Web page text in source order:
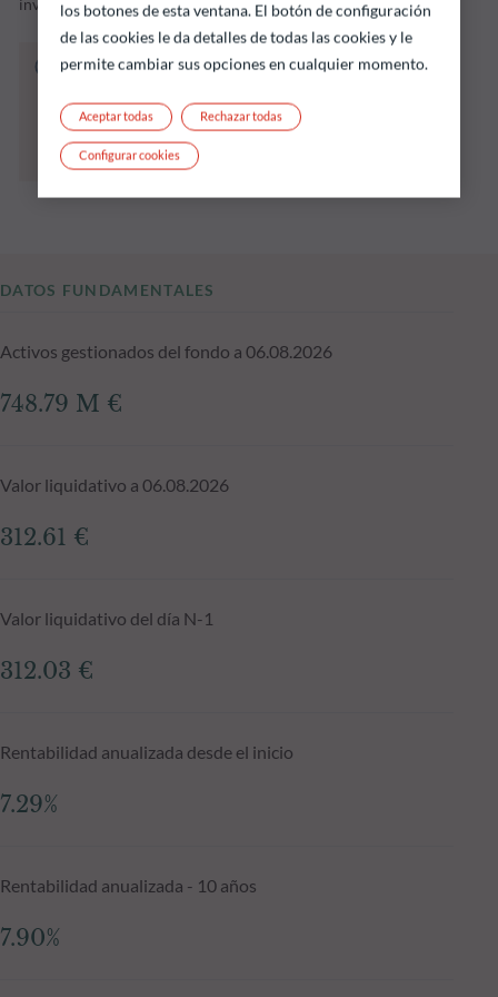
inversión sostenible.
El fondo que se indica a continuación conlleva
Las rentabilidades pasadas no garantizan
resultados futuros y no son constantes en el
tiempo
DATOS FUNDAMENTALES
Activos gestionados del fondo a 06.08.2026
748.79 M €
Valor liquidativo a 06.08.2026
312.61 €
Valor liquidativo del día N-1
312.03 €
Rentabilidad anualizada desde el inicio
7.29%
Rentabilidad anualizada - 10 años
7.90%
los botones de esta ventana. El botón de configuración
de las cookies le da detalles de todas las cookies y le
permite cambiar sus opciones en cualquier momento.
Rechazar todas
Aceptar todas
Configurar cookies